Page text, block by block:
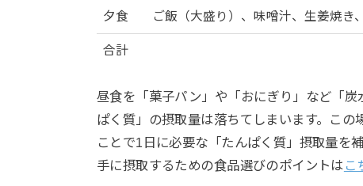
夕食 ご飯（大盛り）、味噌汁、生姜焼き
合計
昼食を「菓子パン」や「おにぎり」など「
ぱく質」の摂取量は落ちてしまいます。こ
ことで1日に必要な「たんぱく質」摂取量を
手に摂取するための食品選びのポイントは こ